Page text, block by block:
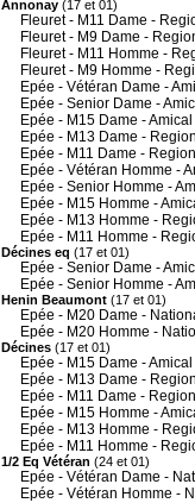
Annonay (17 et 01)
Fleuret - M11 Dame -
Fleuret - M9 Dame -
Fleuret - M11 Homme -
Fleuret - M9 Homme -
Epée - Vétéran Dame -
Epée - Senior Dame -
Epée - M15 Dame - Amical
Epée - M13 Dame -
Epée - M11 Dame -
Epée - Vétéran Homme -
Epée - Senior Homme -
Epée - M15 Homme -
Epée - M13 Homme -
Epée - M11 Homme -
Décines eq (17 et 01)
Epée - Senior Dame -
Epée - Senior Homme -
Henin Beaumont (17 et 01)
Epée - M20 Dame -
Epée - M20 Homme -
Décines (17 et 01)
Epée - M15 Dame - Amical
Epée - M13 Dame -
Epée - M11 Dame -
Epée - M15 Homme -
Epée - M13 Homme -
Epée - M11 Homme -
1/2 Eq Vétéran (24 et 01)
Epée - Vétéran Dame -
Epée - Vétéran Homme -